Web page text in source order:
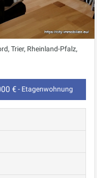
Trier, Rheinland-Pfalz,
€- Etagenwohnung